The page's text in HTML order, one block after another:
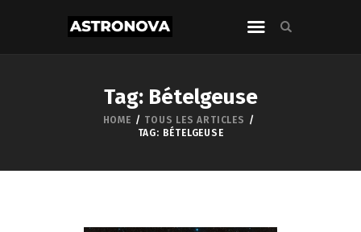
Tag: Bételgeuse
HOME
TOUS LES ARTICLES
TAG: BÉTELGEUSE